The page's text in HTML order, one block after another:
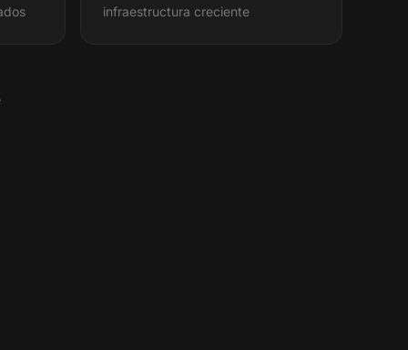
infraestructura creciente